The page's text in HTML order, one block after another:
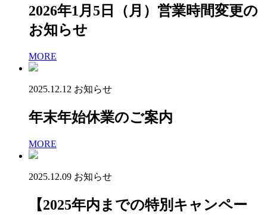
2026年1月5日（月）営業時間変更の
お知らせ
MORE
2025.12.12 お知らせ
年末年始休業のご案内
MORE
2025.12.09 お知らせ
【2025年内までの特別キャンペー